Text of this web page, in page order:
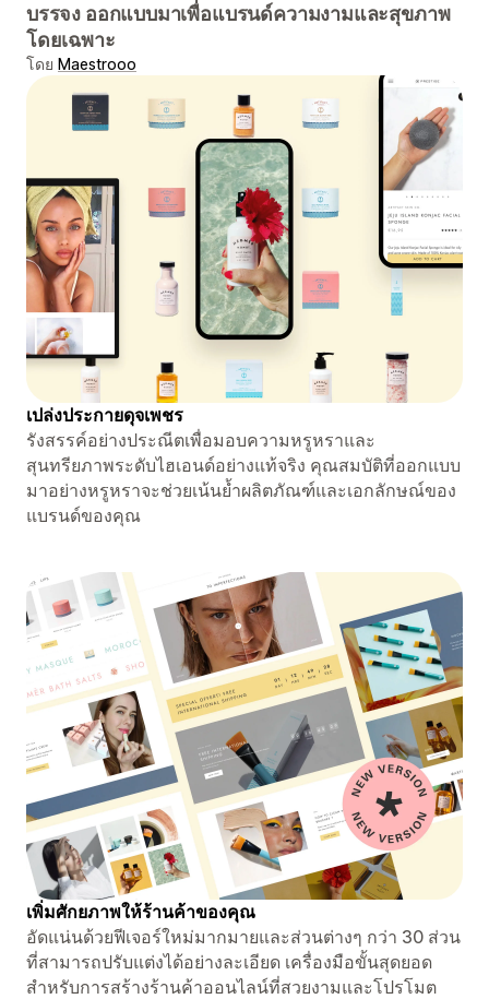
บรรจง ออกแบบมาเพื่อแบรนด์ความงามและสุขภาพ
โดยเฉพาะ
โดย Maestrooo
เปล่งประกายดุจเพชร
รังสรรค์อย่างประณีตเพื่อมอบความหรูหราและ
สุนทรียภาพระดับไฮเอนด์อย่างแท้จริง คุณสมบัติที่ออกแบบ
มาอย่างหรูหราจะช่วยเน้นย้ำผลิตภัณฑ์และเอกลักษณ์ของ
แบรนด์ของคุณ
เพิ่มศักยภาพให้ร้านค้าของคุณ
อัดแน่นด้วยฟีเจอร์ใหม่มากมายและส่วนต่างๆ กว่า 30 ส่วน
ที่สามารถปรับแต่งได้อย่างละเอียด เครื่องมือขั้นสุดยอด
สำหรับการสร้างร้านค้าออนไลน์ที่สวยงามและโปรโมต